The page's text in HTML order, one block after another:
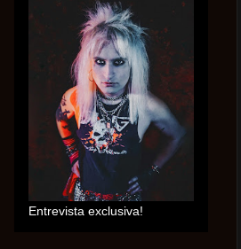
Entrevista exclusiva!